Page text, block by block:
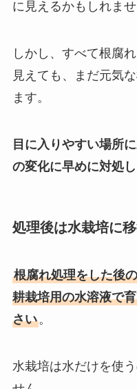
に見えるかもしれませ
しかし、すべて根腐
見えても、まだ元気
ます。
目に入りやすい場所
の変化に早めに対処
処理後は水栽培に
根腐れ処理をした後
耕栽培用の水溶液で
さい。
水栽培は水だけを使